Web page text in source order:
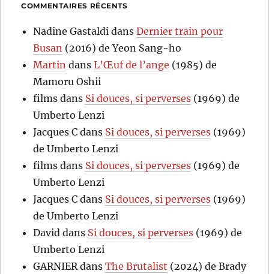
COMMENTAIRES RÉCENTS
Nadine Gastaldi dansDernier train pour
Busan (2016) de Yeon Sang-ho
Martin dansL’Œuf de l’ange (1985) de
Mamoru Oshii
films dans Si douces, si perverses (1969) de
Umberto Lenzi
Jacques C dans Si douces, si perverses (1969)
de Umberto Lenzi
films dans Si douces, si perverses (1969) de
Umberto Lenzi
Jacques C dans Si douces, si perverses (1969)
de Umberto Lenzi
David dans Si douces, si perverses (1969) de
Umberto Lenzi
GARNIER dansThe Brutalist (2024) de Brady